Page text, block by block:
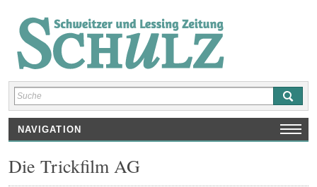
NAVIGATION
AUSGABEN
Die Trickfilm AG